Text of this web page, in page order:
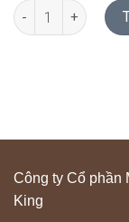
SỔ GỖ WALNUT |
Công ty Cổ phần
King